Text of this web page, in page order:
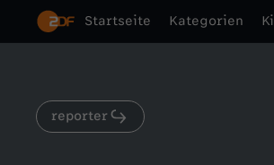
Startseite Kategorien
reporter